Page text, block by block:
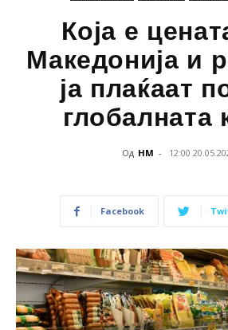
Која е
Македонија и
ја плаќаат
глобалната
Од НМ - 12:00
Facebook